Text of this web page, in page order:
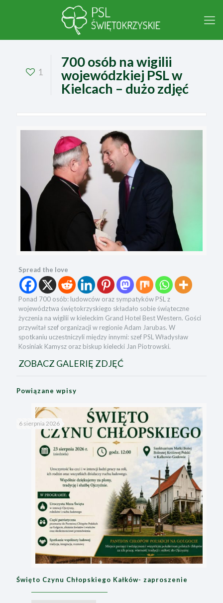
1
700 osób na wigilii
wojewódzkiej PSL w
Kielcach – dużo zdjęć
Spread the love
Ponad 700 osób: ludowców oraz sympatyków PSL z
województwa świętokrzyskiego składało sobie świąteczne
życzenia na wigilii w kieleckim Grand Hotel Best Western. Gości
przywitał szef organizacji w regionie Adam Jarubas. W
spotkaniu uczestniczyli między innymi: szef PSL Władysław
Kosiniak Kamysz oraz biskup kielecki Jan Piotrowski.
ZOBACZ GALERIĘ ZDJĘĆ
Powiązane wpisy
6 sierpnia 2026
Święto Czynu Chłopskiego Kałków- zaproszenie